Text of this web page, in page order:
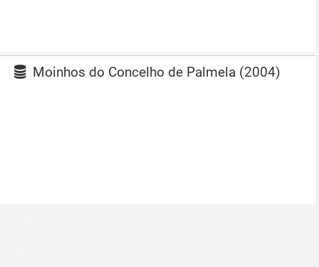
Moinhos do Concelho de Palmela (2004)